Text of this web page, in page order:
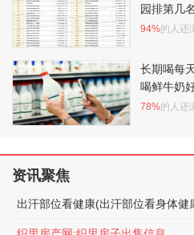
园排第几名
94%的人还
长期喝每
喝鲜牛奶
78%的人还
资讯聚焦
出汗部位看健康(出汗部位看身体健